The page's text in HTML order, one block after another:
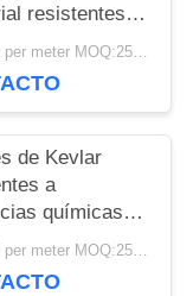
resistentes a
y el
usd 8.00 per meter MOQ:25 metros
de Kevlar
a
químicas
de corteusd 8.00 per meter MOQ:25 metros